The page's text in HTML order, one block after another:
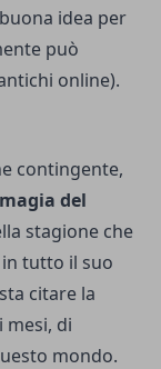
idea per
può
online).
contingente,
magia del
stagione che
tutto il suo
citare la
mesi, di
mondo.